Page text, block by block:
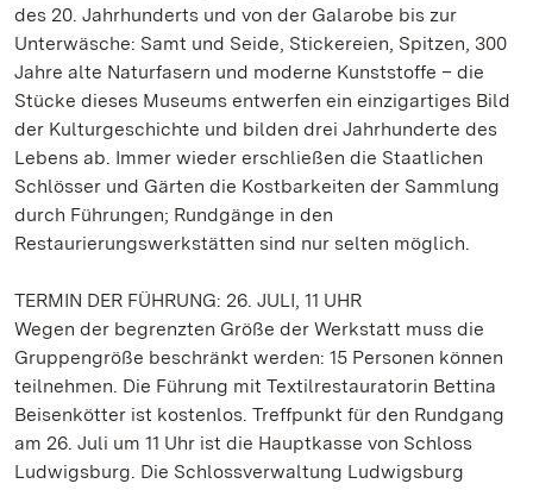
des 20. Jahrhunderts und von der Galarobe bis zur
Unterwäsche: Samt und Seide, Stickereien, Spitzen, 300
Jahre alte Naturfasern und moderne Kunststoffe – die
Stücke dieses Museums entwerfen ein einzigartiges Bild
der Kulturgeschichte und bilden drei Jahrhunderte des
Lebens ab. Immer wieder erschließen die Staatlichen
Schlösser und Gärten die Kostbarkeiten der Sammlung
durch Führungen; Rundgänge in den
Restaurierungswerkstätten sind nur selten möglich.
TERMIN DER FÜHRUNG: 26. JULI, 11 UHR
Wegen der begrenzten Größe der Werkstatt muss die
Gruppengröße beschränkt werden: 15 Personen können
teilnehmen. Die Führung mit Textilrestauratorin Bettina
Beisenkötter ist kostenlos. Treffpunkt für den Rundgang
am 26. Juli um 11 Uhr ist die Hauptkasse von Schloss
Ludwigsburg. Die Schlossverwaltung Ludwigsburg